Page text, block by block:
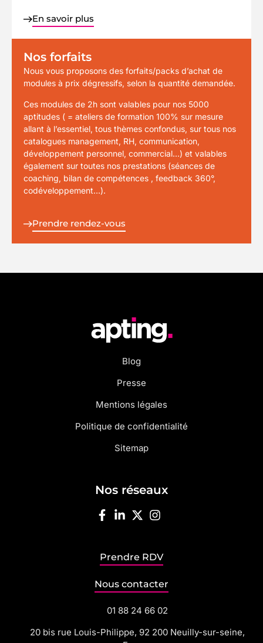
En savoir plus
Nos forfaits
Nous vous proposons des forfaits/packs d’achat de
modules à prix dégressifs, selon la quantité demandée.
Ces modules de 2h sont valables pour nos 5000
aptitudes ( = ateliers de formation 100% sur mesure
allant à l’essentiel, tous thèmes confondus, sur tous nos
catalogues management, RH, communication,
développement personnel, commercial…) et valables
également sur toutes nos prestations (séances de
coaching, bilan de compétences , feedback 360°,
codéveloppement…).
Prendre rendez-vous
Blog
Presse
Mentions légales
Politique de confidentialité
Sitemap
Nos réseaux
Prendre RDV
Nous contacter
01 88 24 66 02
20 bis rue Louis-Philippe, 92 200 Neuilly-sur-seine,